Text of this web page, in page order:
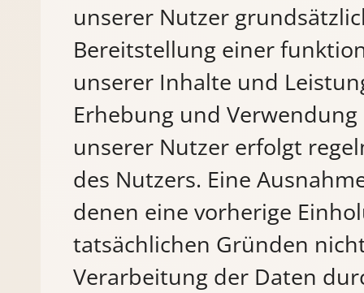
unserer Nutzer
Bereitstellung einer
unserer Inhalte und
Erhebung und
unserer Nutzer erfolgt
des Nutzers. Eine
denen eine vorherige
tatsächlichen Gründen
Verarbeitung der Daten